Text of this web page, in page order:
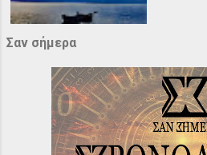
Σαν σήμερα